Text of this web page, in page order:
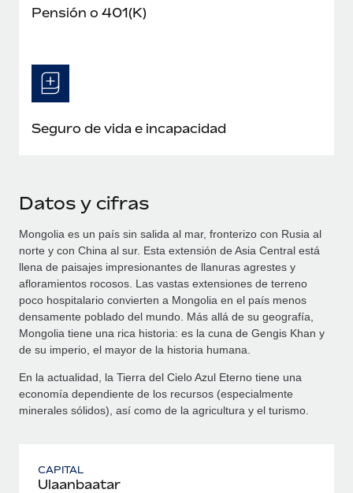
Pensión o 401(K)
Seguro de vida e incapacidad
Datos y cifras
Mongolia es un país sin salida al mar, fronterizo con Rusia al
norte y con China al sur. Esta extensión de Asia Central está
llena de paisajes impresionantes de llanuras agrestes y
afloramientos rocosos. Las vastas extensiones de terreno
poco hospitalario convierten a Mongolia en el país menos
densamente poblado del mundo. Más allá de su geografía,
Mongolia tiene una rica historia: es la cuna de Gengis Khan y
de su imperio, el mayor de la historia humana.
En la actualidad, la Tierra del Cielo Azul Eterno tiene una
economía dependiente de los recursos (especialmente
minerales sólidos), así como de la agricultura y el turismo.
CAPITAL
Ulaanbaatar